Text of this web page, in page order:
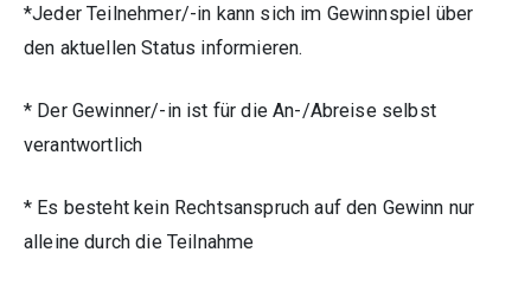
*Jeder Teilnehmer/-in kann sich im Gewinnspiel über
den aktuellen Status informieren.
* Der Gewinner/-in ist für die An-/Abreise selbst
verantwortlich
* Es besteht kein Rechtsanspruch auf den Gewinn nur
alleine durch die Teilnahme